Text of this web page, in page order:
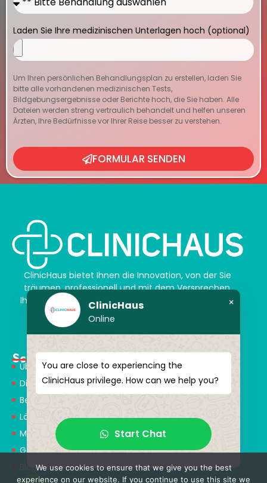
Laden Sie Ihre medizinischen Unterlagen hoch (optional)
Um Ihren persönlichen Behandlungsplan zu erstellen, laden Sie
bitte alle vorhandenen medizinischen Tests,
Bildgebungsergebnisse oder Berichte hoch, die Sie haben. Alle
Dateien werden streng vertraulich behandelt und helfen unseren
Ärzten, Ihre Bedürfnisse vor Ihrer Reise besser zu verstehen.
FORMULAR SENDEN
ClinicHaus bietet Ihnen die Innovation, von der Sie
träumen, professionell und mit dem Versprechen,
Ihnen magische Akzente zu verleihen. Schenken Sie
sich selbst ein neues „Ich“.
Schnellmenü
Über Uns
Dienstleistungen
Behandlungen
Lösungspartner
Medical Consultants
Gesundheitstourismus
Blog
ClinicHaus
Online
×
You are close to experiencing the
ClinicHaus privilege. How can we help you?
Start Chat
We use cookies to ensure that we give you the best
experience on our website. If you continue to use this site we